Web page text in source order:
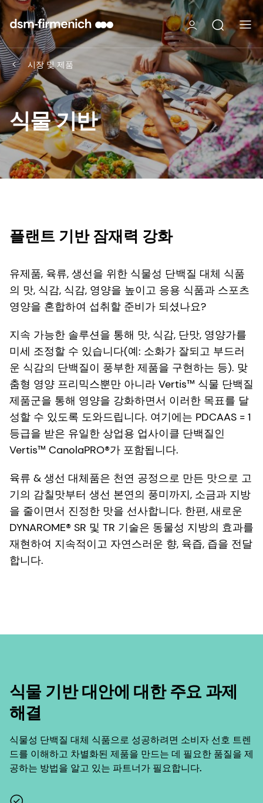
시장 및 제품
식물 기반
플랜트 기반 잠재력 강화
유제품, 육류, 생선을 위한 식물성 단백질 대체 식품
의 맛, 식감, 식감, 영양을 높이고 응용 식품과 스포츠
영양을 혼합하여 섭취할 준비가 되셨나요?
지속 가능한 솔루션을 통해 맛, 식감, 단맛, 영양가를
미세 조정할 수 있습니다(예: 소화가 잘되고 부드러
운 식감의 단백질이 풍부한 제품을 구현하는 등). 맞
춤형 영양 프리믹스뿐만 아니라 Vertis™ 식물 단백질
제품군을 통해 영양을 강화하면서 이러한 목표를 달
성할 수 있도록 도와드립니다. 여기에는 PDCAAS = 1
등급을 받은 유일한 상업용 업사이클 단백질인
Vertis™ CanolaPRO®가 포함됩니다.
육류 & 생선 대체품은 천연 공정으로 만든 맛으로 고
기의 감칠맛부터 생선 본연의 풍미까지, 소금과 지방
을 줄이면서 진정한 맛을 선사합니다. 한편, 새로운
DYNAROME® SR 및 TR 기술은 동물성 지방의 효과를
재현하여 지속적이고 자연스러운 향, 육즙, 즙을 전달
합니다.
식물 기반 대안에 대한 주요 과제
해결
식물성 단백질 대체 식품으로 성공하려면 소비자 선호 트렌
드를 이해하고 차별화된 제품을 만드는 데 필요한 품질을 제
공하는 방법을 알고 있는 파트너가 필요합니다.